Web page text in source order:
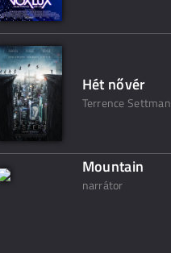
Hét nővér
Terrence Settman
Mountain
narrátor